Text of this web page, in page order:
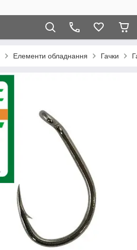
Елементи обладнання Гачки